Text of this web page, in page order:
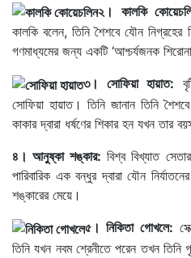
২। কালকি
কালকি বলেন, তিনি শৈশবে যৌন
গণমাধ্যমের জন্য একটি ‘আশ্চর্যজনক
৩। সোফিয়া হায়াত:
সোফিয়া হায়াত। তিনি জানান তিনি
কাকার দ্বারা ধর্ষণের শিকার হন যখন তার
৪। আনুষ্কা শঙ্কার: বিশ্ব বিখ্যাত
পারিবারিক এক বন্ধুর দ্বারা যৌন
শঙ্কারের মেয়ে।
৫। নিকিতা গোখলে:
তিনি যখন নবম শ্রেনীতে পরেন তখন তিনি